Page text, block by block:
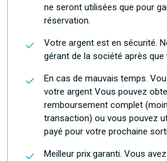
ne seront utilisées que pour
réservation.
Votre argent est en sécurité.
gérant de la société après que
En cas de mauvais temps.
votre argent Vous pouvez
remboursement complet
transaction) ou vous pouvez
payé pour votre prochaine
Meilleur prix garanti. Vous